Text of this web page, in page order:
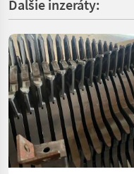
Ďalšie inzeráty: